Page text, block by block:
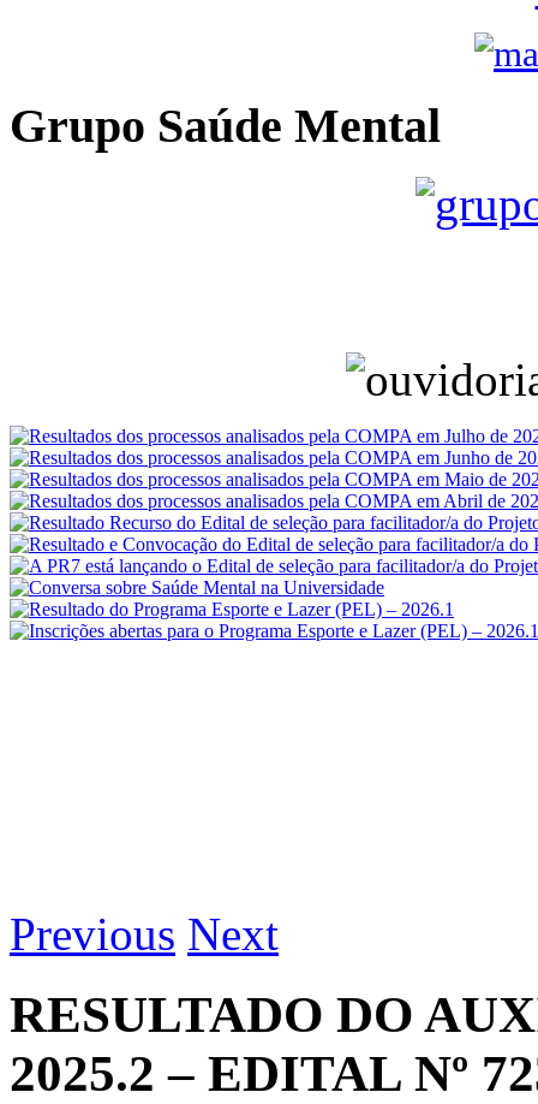
Grupo Saúde Mental
Previous Next
RESULTADO DO
2025.2 – EDITAL Nº